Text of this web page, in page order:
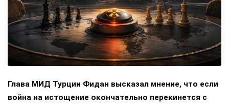
Глава МИД Турции Фидан высказал мнение, что если
война на истощение окончательно перекинется с